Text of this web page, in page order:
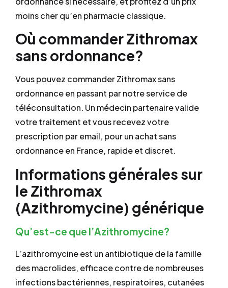
moins cher qu’en pharmacie classique.
Où commander Zithromax
sans ordonnance?
Vous pouvez commander Zithromax sans
ordonnance en passant par notre service de
téléconsultation. Un médecin partenaire valide
votre traitement et vous recevez votre
prescription par email, pour un achat sans
ordonnance en France, rapide et discret.
Informations générales sur
le Zithromax
(Azithromycine) générique
Qu’est-ce que l’Azithromycine?
L’azithromycine est un antibiotique de la famille
des macrolides, efficace contre de nombreuses
infections bactériennes, respiratoires, cutanées